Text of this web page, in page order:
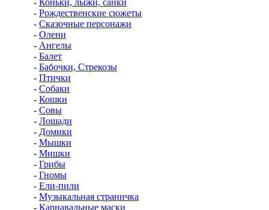
- Коньки, лыжи, санки
- Рождественские сюжеты
- Сказочные персонажи
- Олени
- Ангелы
- Балет
- Бабочки, Стрекозы
- Птички
- Собаки
- Кошки
- Совы
- Лошади
- Домики
- Мышки
- Мишки
- Грибы
- Гномы
- Ели-пили
- Музыкальная страничка
- Карнавальные маски